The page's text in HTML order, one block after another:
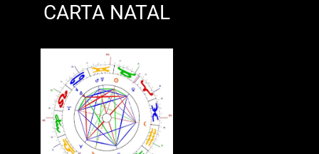
CARTA NATAL